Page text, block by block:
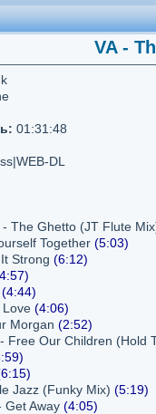
VA -
01:31:48
DL
The Ghetto (JT Flute
Together (5:03)
Strong (6:12)
(4:44)
Love (4:06)
Morgan (2:52)
Free Our Children (Hold
Jazz (Funky Mix) (5:19)
Get Away (4:05)